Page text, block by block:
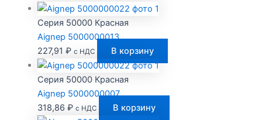
Серия 50000 Красная
Aignep 5000000013
227,91 ₽ с НДС В корзину
Серия 50000 Красная
Aignep 5000000007
318,86 ₽ с НДС В корзину